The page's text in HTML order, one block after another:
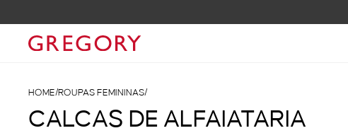
HOME/ROUPAS FEMININAS/
CALCAS DE ALFAIATARIA